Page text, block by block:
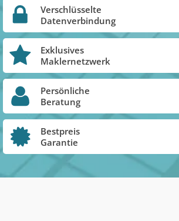
Verschlüsselte
Datenverbindung
Exklusives
Maklernetzwerk
Persönliche
Beratung
Bestpreis
Garantie